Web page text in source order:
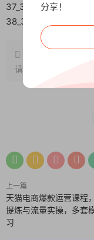
37_38热搜词如何选？
38_39话题如何百分百
请注明出处~~~
上一篇
天猫电商爆款运营课程
提炼与流量实操，多套
习
分享！